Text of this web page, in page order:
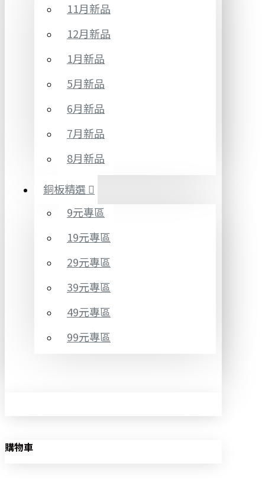
11月新品
12月新品
1月新品
5月新品
6月新品
7月新品
8月新品
銅板精選
9元專區
19元專區
29元專區
39元專區
49元專區
99元專區
購物車